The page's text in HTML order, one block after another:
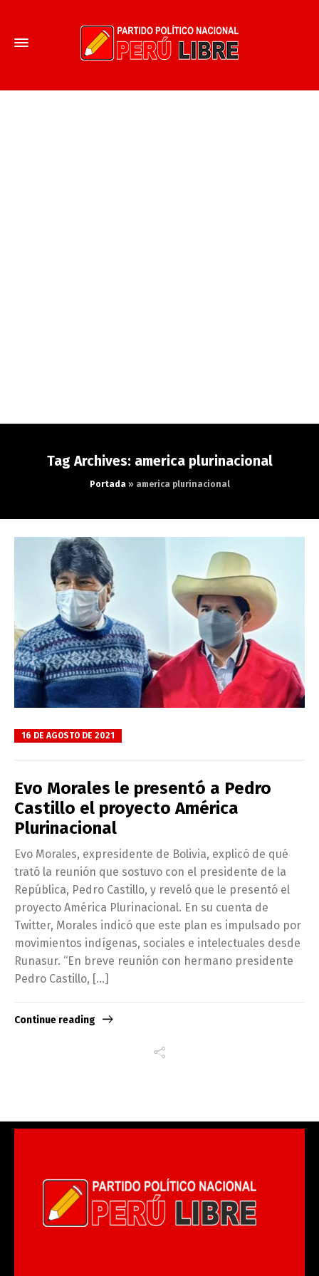
Tag Archives: america plurinacional
Portada» america plurinacional
16 DE AGOSTO DE 2021
Evo Morales le presentó a Pedro
Castillo el proyecto América
Plurinacional
Evo Morales, expresidente de Bolivia, explicó de qué
trató la reunión que sostuvo con el presidente de la
República, Pedro Castillo, y reveló que le presentó el
proyecto América Plurinacional. En su cuenta de
Twitter, Morales indicó que este plan es impulsado por
movimientos indígenas, sociales e intelectuales desde
Runasur. “En breve reunión con hermano presidente
Pedro Castillo, […]
Continue reading